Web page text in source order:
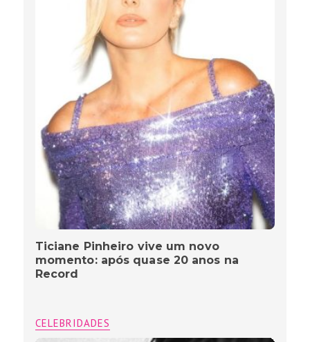
Ticiane Pinheiro vive um novo
momento: após quase 20 anos na
Record
CELEBRIDADES